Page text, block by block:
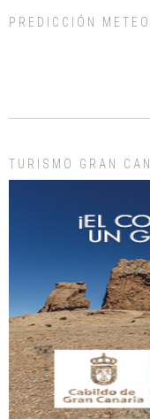
días, ella incluida...
Gato manso encontrado
Este gato macho ha
manso y extremadamente
Leales.org » Gran Canaria |
PREDICCIÓN
TURISMO GRAN